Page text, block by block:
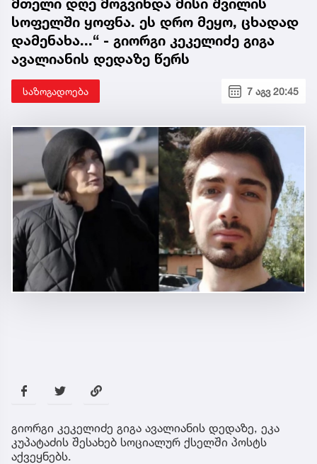
მთელი დღე მოგვიხდა მისი შვილის
სოფელში ყოფნა. ეს დრო მეყო, ცხადად
დამენახა...“ - გიორგი კეკელიძე გიგა
ავალიანის დედაზე წერს
საზოგადოება 7 აგვ 20:45
გიორგი კეკელიძე გიგა ავალიანის დედაზე, ეკა
კუპატაძის შესახებ სოციალურ ქსელში პოსტს
აქვეყნებს.